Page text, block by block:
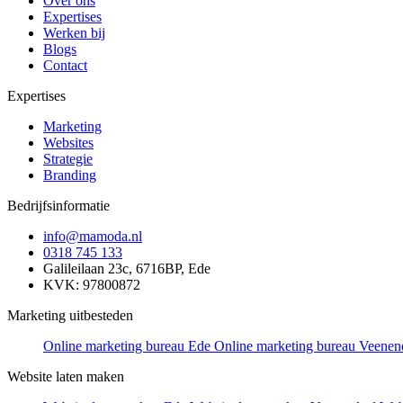
Expertises
Werken bij
Blogs
Contact
Expertises
Marketing
Websites
Strategie
Branding
Bedrijfsinformatie
info@mamoda.nl
0318 745 133
Galileilaan 23c, 6716BP, Ede
KVK: 97800872
Marketing uitbesteden
Online marketing bureau Ede Online marketing bureau
Website laten maken